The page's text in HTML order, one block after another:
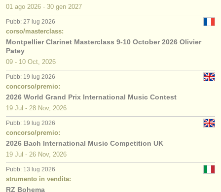
01 ago 2026 - 30 gen 2027
Pubb: 27 lug 2026
corso/masterclass:
Montpellier Clarinet Masterclass 9-10 October 2026 Olivier
Patey
09 - 10 Oct, 2026
Pubb: 19 lug 2026
concorso/premio:
2026 World Grand Prix International Music Contest
19 Jul - 28 Nov, 2026
Pubb: 19 lug 2026
concorso/premio:
2026 Bach International Music Competition UK
19 Jul - 26 Nov, 2026
Pubb: 13 lug 2026
strumento in vendita:
RZ Bohema